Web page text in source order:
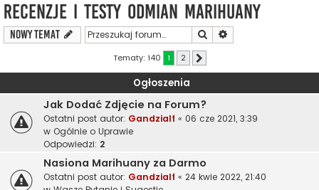
Recenzje i Testy Odmian Marihuany
NOWY TEMAT Szukaj
Tematy: 140 1 2
Ogłoszenia
Jak Dodać Zdjęcie na Forum?
Ostatni post autor: Gandzialf « 06 cze 2021, 3:39
w Ogólnie o Uprawie
Odpowiedzi: 2
Nasiona Marihuany za Darmo
Ostatni post autor: Gandzialf « 24 kwie 2022, 21:40